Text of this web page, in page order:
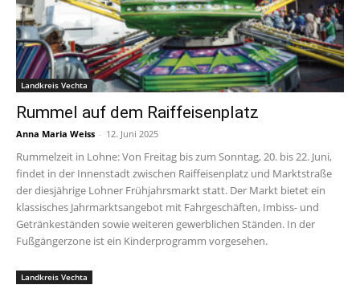
Landkreis Vechta
Rummel auf dem Raiffeisenplatz
Anna Maria Weiss - 12. Juni 2025
Rummelzeit in Lohne: Von Freitag bis zum Sonntag, 20. bis 22. Juni,
findet in der Innenstadt zwischen Raiffeisenplatz und Marktstraße
der diesjährige Lohner Frühjahrsmarkt statt. Der Markt bietet ein
klassisches Jahrmarktsangebot mit Fahrgeschäften, Imbiss- und
Getränkeständen sowie weiteren gewerblichen Ständen. In der
Fußgängerzone ist ein Kinderprogramm vorgesehen.
Landkreis Vechta